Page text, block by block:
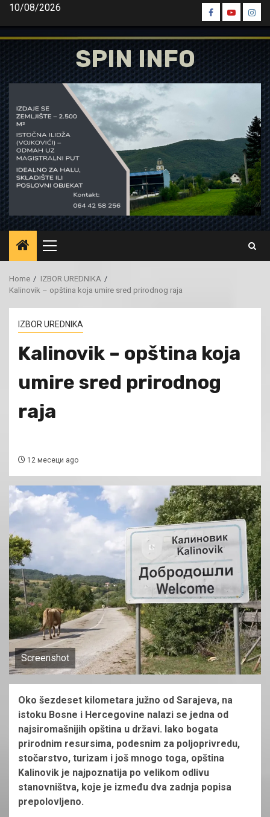
Skip
content
10/08/2026
Spin
Facebook
Spin
Youtube
Spin
SPIN INFO
Primary
Menu
Home
IZBOR UREDNIKA
Kalinovik – opština koja umire sred prirodnog raja
IZBOR UREDNIKA
Kalinovik – opština koja
umire sred prirodnog
raja
12 месеци ago
Screenshot
Oko šezdeset kilometara južno od Sarajeva, na
istoku Bosne i Hercegovine nalazi se jedna od
najsiromašnijih opština u državi. Iako bogata
prirodnim resursima, podesnim za poljoprivredu,
stočarstvo, turizam i još mnogo toga, opština
Kalinovik je najpoznatija po velikom odlivu
stanovništva, koje je između dva zadnja popisa
prepolovljeno.